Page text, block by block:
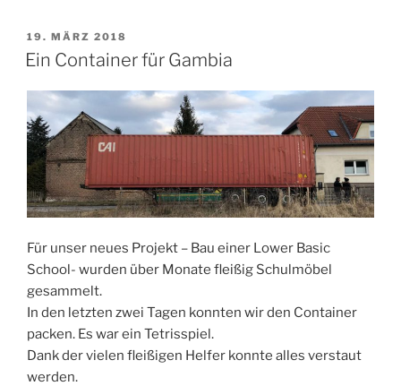
VERÖFFENTLICHT
AM
19. MÄRZ 2018
Ein Container für Gambia
Für unser neues Projekt – Bau einer Lower Basic
School- wurden über Monate fleißig Schulmöbel
gesammelt.
In den letzten zwei Tagen konnten wir den Container
packen. Es war ein Tetrisspiel.
Dank der vielen fleißigen Helfer konnte alles verstaut
werden.